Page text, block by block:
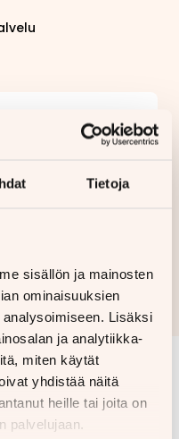
Tietoja
sisällön ja mainosten
ominaisuuksien
Lisäksi
ja analytiikka-
miten käytät
yhdistää näitä
heille tai joita on
palvelujaan.
174,01 €
ja edellyttää hyväksytyn